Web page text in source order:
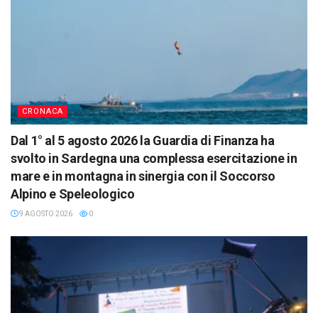
CRONACA
Dal 1° al 5 agosto 2026 la Guardia di Finanza ha
svolto in Sardegna una complessa esercitazione in
mare e in montagna in sinergia con il Soccorso
Alpino e Speleologico
9 AGOSTO 2026 0